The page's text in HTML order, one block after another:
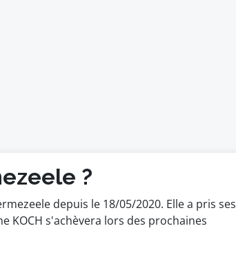
?
depuis le 18/05/2020. Elle a pris ses
KOCH s'achèvera lors des prochaines